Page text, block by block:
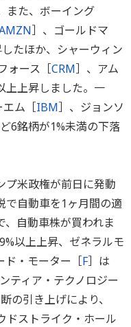
また、ボーイング
］、ゴールドマ
たほか、シャーウィン
ォース［CRM］、アム
上上昇しました。一
エム［IBM］、ジョンソ
6銘柄が1%未満の下落
プ米政権が前日に発動
で自動車を1ヶ月間の適
自動車株が買われま
以上上昇、ゼネラルモ
ド・モーター［F］は
ティア・テクノロジー
の引き上げにより、
ドストライク・ホール